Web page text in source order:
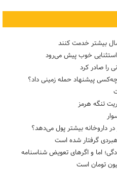
سال بیشتر خدمت کنند
استثنایی خوب پیش می‌رود
را صادر کرد
پیشنهاد حمله زمینی داد؟
تنگه هرمز
داروخانه بیشتر پول می‌دهد؟
گرفتار شده است
اما و اگرهای تعویض شناسنامه